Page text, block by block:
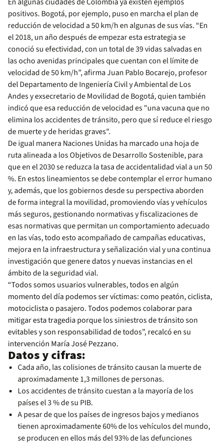
positivos. Bogotá, por ejemplo, puso en marcha el plan de
reducción de velocidad a 50 km/h en algunas de sus vías. “En
el 2018, un año después de empezar esta estrategia se
conoció su efectividad, con un total de 39 vidas salvadas en
las ocho avenidas principales que cuentan con el límite de
velocidad de 50 km/h”, afirma Juan Pablo Bocarejo, profesor
del Departamento de Ingeniería Civil y Ambiental de Los
Andes y exsecretario de Movilidad de Bogotá, quien también
indicó que esa reducción de velocidad es "una vacuna que no
elimina los accidentes de tránsito, pero que sí reduce el riesgo
de muerte y de heridas graves".
De igual manera Naciones Unidas ha marcado una hoja de
ruta alineada a los Objetivos de Desarrollo Sostenible, para
que en el 2030 se reduzca la tasa de accidentalidad vial a un 50
%. En estos lineamientos se debe contemplar el error humano
y, además, que los gobiernos desde su perspectiva aborden
de forma integral la movilidad, promoviendo vías y vehículos
más seguros, gestionando normativas y fiscalizaciones de
esas normativas que permitan un comportamiento adecuado
en las vías, todo esto acompañado de campañas educativas,
mejora en la infraestructura y señalización vial y una continua
investigación que genere datos y nuevas instancias en el
ámbito de la seguridad vial.
“Todos somos usuarios vulnerables, todos en algún
momento del día podemos ser víctimas: como peatón, ciclista,
motociclista o pasajero. Todos podemos colaborar para
mitigar esta tragedia porque los siniestros de tránsito son
evitables y son responsabilidad de todos”, recalcó en su
intervención María José Pezzano.
Datos y cifras:
Cada año, las colisiones de tránsito causan la muerte de
aproximadamente 1,3 millones de personas.
Los accidentes de tránsito cuestan a la mayoría de los
países el 3 % de su PIB.
A pesar de que los países de ingresos bajos y medianos
tienen aproximadamente 60% de los vehículos del mundo,
se producen en ellos más del 93% de las defunciones